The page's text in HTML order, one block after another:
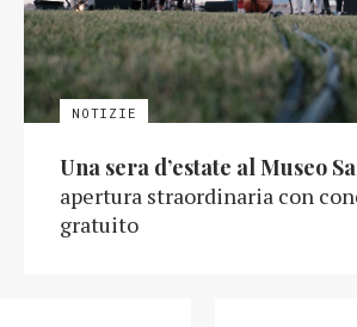
Una sera d’estate al Museo
apertura straordinaria con
gratuito